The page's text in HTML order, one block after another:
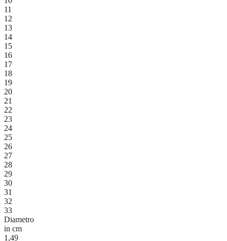
11
12
13
14
15
16
17
18
19
20
21
22
23
24
25
26
27
28
29
30
31
32
33
Diametro
in cm
1,49